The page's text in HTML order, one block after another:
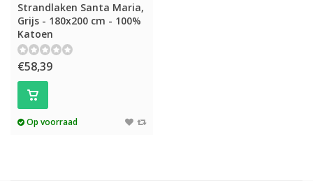
Strandlaken Santa Maria,
Grijs - 180x200 cm - 100%
Katoen
€58,39
Op voorraad